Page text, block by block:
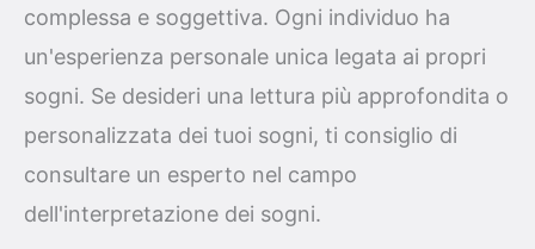
complessa e soggettiva. Ogni individuo ha
un'esperienza personale unica legata ai propri
sogni. Se desideri una lettura più approfondita o
personalizzata dei tuoi sogni, ti consiglio di
consultare un esperto nel campo
dell'interpretazione dei sogni.